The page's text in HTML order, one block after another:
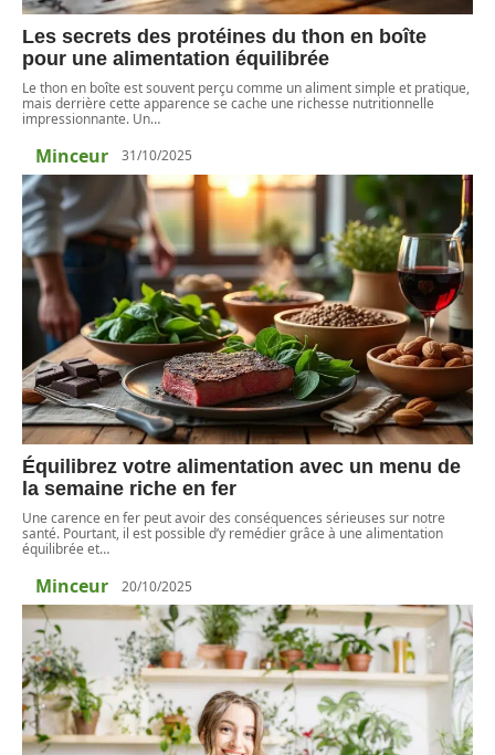
Les secrets des protéines du thon en boîte
pour une alimentation équilibrée
Le thon en boîte est souvent perçu comme un aliment simple et pratique,
mais derrière cette apparence se cache une richesse nutritionnelle
impressionnante. Un…
Minceur 31/10/2025
Équilibrez votre alimentation avec un menu de
la semaine riche en fer
Une carence en fer peut avoir des conséquences sérieuses sur notre
santé. Pourtant, il est possible d’y remédier grâce à une alimentation
équilibrée et…
Minceur 20/10/2025